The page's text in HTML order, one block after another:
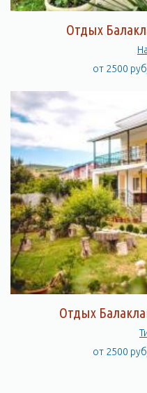
Отдых
от 2500
Отдых
от 2500